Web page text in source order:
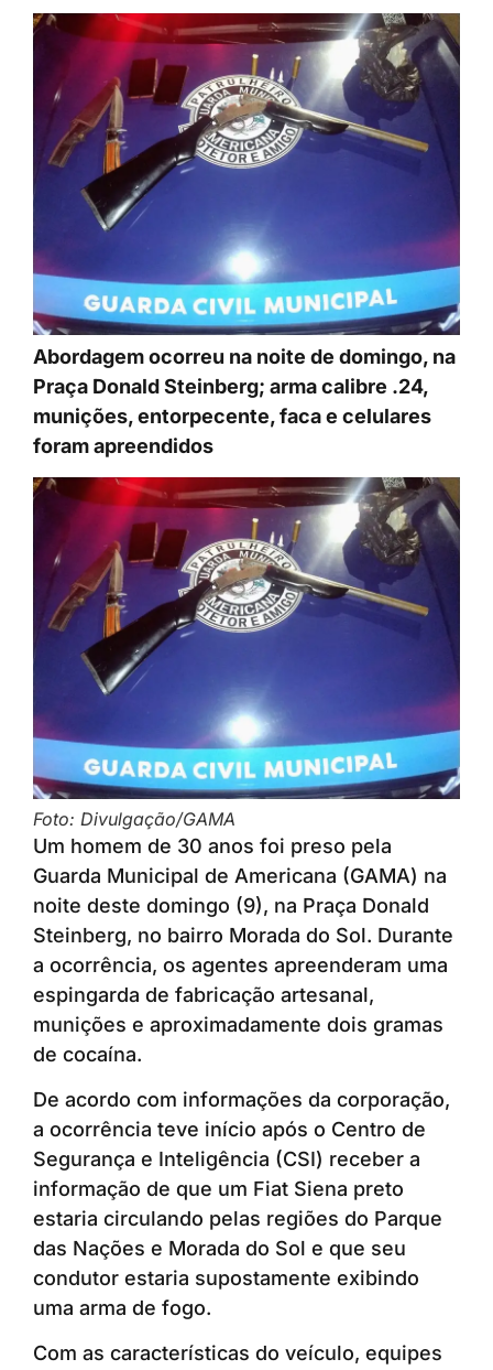
Abordagem ocorreu na noite de domingo, na
Praça Donald Steinberg; arma calibre .24,
munições, entorpecente, faca e celulares
foram apreendidos
Foto: Divulgação/GAMA
Um homem de 30 anos foi preso pela
Guarda Municipal de Americana (GAMA) na
noite deste domingo (9), na Praça Donald
Steinberg, no bairro Morada do Sol. Durante
a ocorrência, os agentes apreenderam uma
espingarda de fabricação artesanal,
munições e aproximadamente dois gramas
de cocaína.
De acordo com informações da corporação,
a ocorrência teve início após o Centro de
Segurança e Inteligência (CSI) receber a
informação de que um Fiat Siena preto
estaria circulando pelas regiões do Parque
das Nações e Morada do Sol e que seu
condutor estaria supostamente exibindo
uma arma de fogo.
Com as características do veículo, equipes